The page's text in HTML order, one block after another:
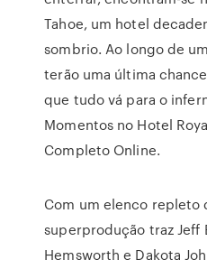
Tahoe, um hotel
sombrio. Ao longo de
terão uma última
que tudo vá para o
Momentos no Hotel
Completo Online.
Com um elenco repleto
superprodução traz Jeff
Hemsworth e Dakota